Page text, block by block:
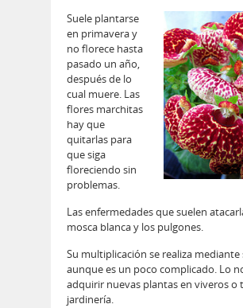
Suele plantarse
en primavera y
no florece hasta
pasado un año,
después de lo
cual muere. Las
flores marchitas
hay que
quitarlas para
que siga
floreciendo sin
problemas.
Las enfermedades que suelen
mosca blanca y los pulgones.
Su multiplicación se realiza mediante
aunque es un poco complicado. Lo
adquirir nuevas plantas en viveros o
jardinería.